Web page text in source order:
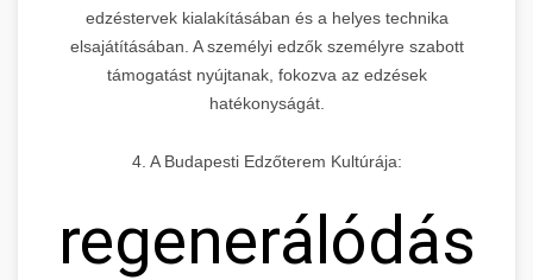
edzéstervek kialakításában és a helyes technika
elsajátításában. A személyi edzők személyre szabott
támogatást nyújtanak, fokozva az edzések
hatékonyságát.
4. A Budapesti Edzőterem Kultúrája:
regenerálódás